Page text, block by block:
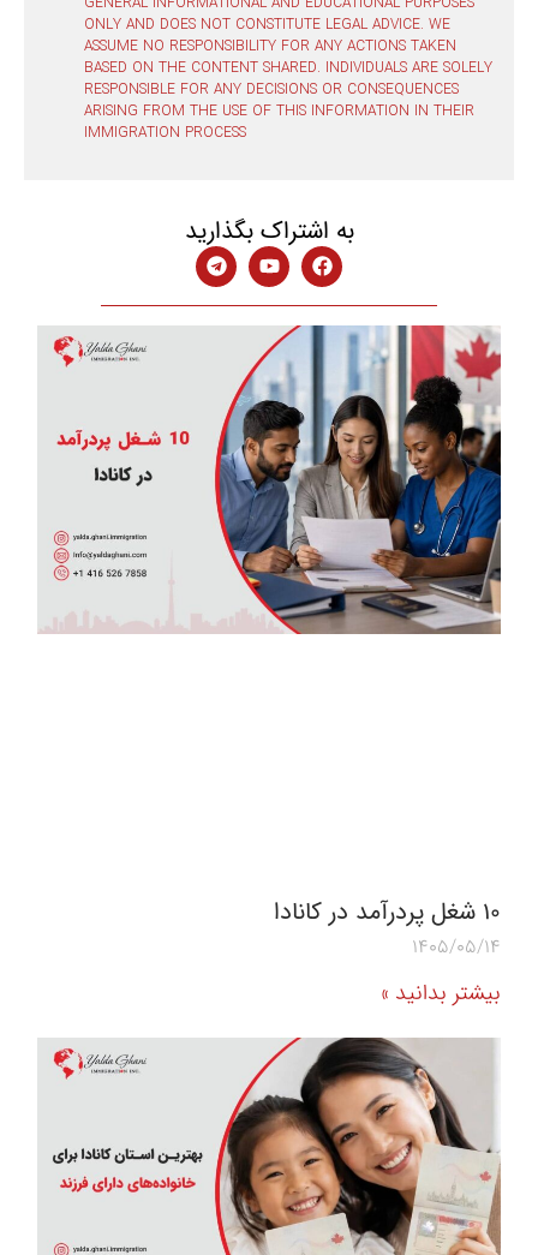
ONLY AND DOES NOT CONSTITUTE LEGAL ADVICE. WE
ASSUME NO RESPONSIBILITY FOR ANY ACTIONS TAKEN
BASED ON THE CONTENT SHARED. INDIVIDUALS ARE SOLELY
RESPONSIBLE FOR ANY DECISIONS OR CONSEQUENCES
ARISING FROM THE USE OF THIS INFORMATION IN THEIR
IMMIGRATION PROCESS
به اشتراک بگذارید
10 شغل پردرآمد در کانادا
1405/05/14
بیشتر بدانید »